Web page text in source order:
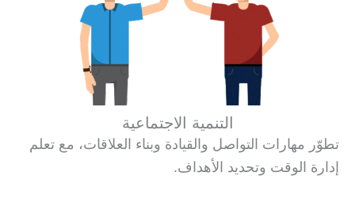
التنمية الاجتماعية
تطوّر مهارات التواصل والقيادة وبناء العلاقات، مع تعلم
إدارة الوقت وتحديد الأهداف.